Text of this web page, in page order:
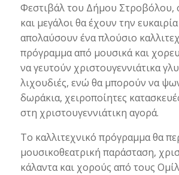
Φεστιβάλ του Δήμου Στροβόλου,
και μεγάλοι θα έχουν την
απολαύσουν ένα πλούσιο
πρόγραμμα από μουσικά και
να γευτούν χριστουγεννιάτικα
λιχουδιές, ενώ θα μπορούν να
δωράκια, χειροποίητες
στη χριστουγεννιάτικη αγορά.
Το καλλιτεχνικό πρόγραμμα θα
μουσικοθεατρική παράσταση,
κάλαντα και χορούς από τους